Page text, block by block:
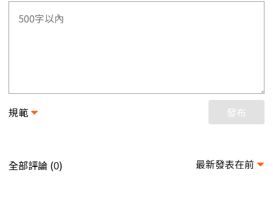
規範 發布
全部評論 (0) 最新發表在前